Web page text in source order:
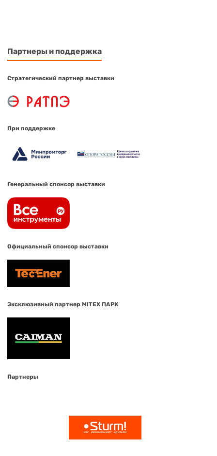
Партнеры и поддержка
Стратегический партнер выставки
При поддержке
Генеральный спонсор выставки
Официальный спонсор выставки
Эксклюзивный партнер MITEX ПАРК
Партнеры